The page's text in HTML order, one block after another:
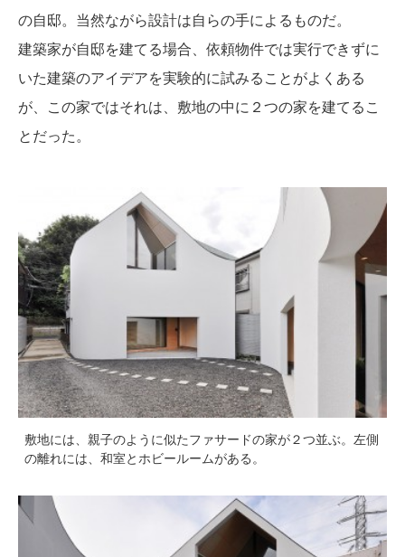
の自邸。当然ながら設計は自らの手によるものだ。
建築家が自邸を建てる場合、依頼物件では実行できずに
いた建築のアイデアを実験的に試みることがよくある
が、この家ではそれは、敷地の中に２つの家を建てるこ
とだった。
敷地には、親子のように似たファサードの家が２つ並ぶ。左側
の離れには、和室とホビールームがある。